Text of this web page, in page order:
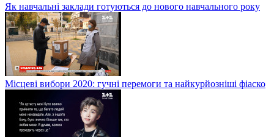
Як навчальні заклади готуються до нового навчального року
Місцеві вибори 2020: гучні перемоги та найкурйозніші фіаско